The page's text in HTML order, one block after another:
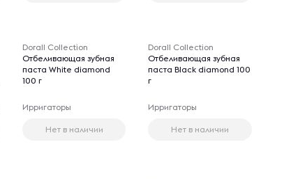
Dorall Collection
Отбеливающая зубная
паста White diamond
100 г
Ирригаторы
Нет в наличии
Dorall Collection
Отбеливающая зубная
паста Black diamond 100
г
Ирригаторы
Нет в наличии